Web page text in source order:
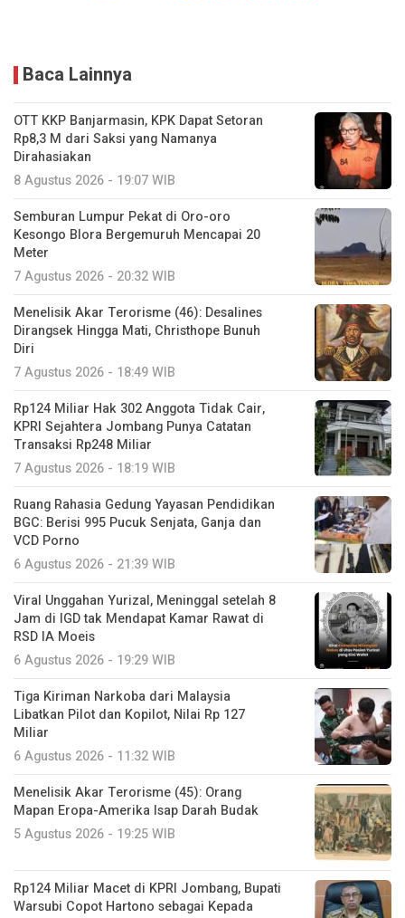
Baca Lainnya
OTT KKP Banjarmasin, KPK Dapat Setoran
Rp8,3 M dari Saksi yang Namanya
Dirahasiakan
8 Agustus 2026 - 19:07 WIB
Semburan Lumpur Pekat di Oro-oro
Kesongo Blora Bergemuruh Mencapai 20
Meter
7 Agustus 2026 - 20:32 WIB
Menelisik Akar Terorisme (46): Desalines
Dirangsek Hingga Mati, Christhope Bunuh
Diri
7 Agustus 2026 - 18:49 WIB
Rp124 Miliar Hak 302 Anggota Tidak Cair,
KPRI Sejahtera Jombang Punya Catatan
Transaksi Rp248 Miliar
7 Agustus 2026 - 18:19 WIB
Ruang Rahasia Gedung Yayasan Pendidikan
BGC: Berisi 995 Pucuk Senjata, Ganja dan
VCD Porno
6 Agustus 2026 - 21:39 WIB
Viral Unggahan Yurizal, Meninggal setelah 8
Jam di IGD tak Mendapat Kamar Rawat di
RSD IA Moeis
6 Agustus 2026 - 19:29 WIB
Tiga Kiriman Narkoba dari Malaysia
Libatkan Pilot dan Kopilot, Nilai Rp 127
Miliar
6 Agustus 2026 - 11:32 WIB
Menelisik Akar Terorisme (45): Orang
Mapan Eropa-Amerika Isap Darah Budak
5 Agustus 2026 - 19:25 WIB
Rp124 Miliar Macet di KPRI Jombang, Bupati
Warsubi Copot Hartono sebagai Kepada